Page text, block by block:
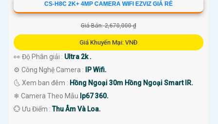
CS-H8C 2K+ 4MP CAMERA WIFI EZVIZ GIÁ RẺ
Giá Bán: 2,670,000 ₫
Giá Khuyến Mại: VNĐ
👀 Độ Phân giải : Ultra 2k .
⚙ Công Nghệ Camera :
IP Wifi.
🌜 Xem ban đêm : Hồng Ngoại 30m Hồng Ngoại Smart IR.
❄ Camera Theo Mẫu Ip67 360.
️💮 Ưu Điểm :Thu Âm Và Loa.